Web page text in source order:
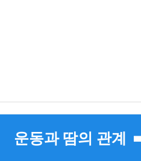
운동과 땀의 관계